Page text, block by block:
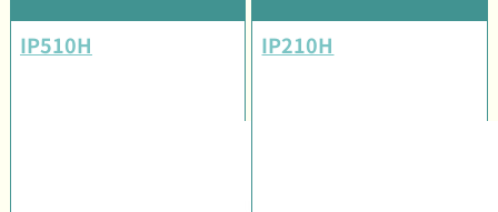
IP510H IP210H